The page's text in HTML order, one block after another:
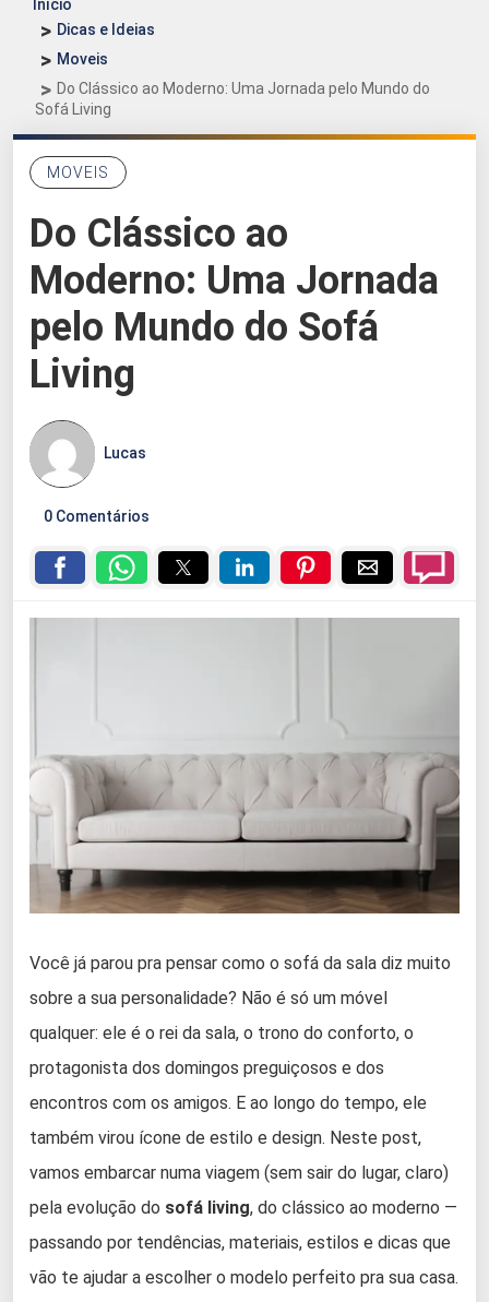
Início
Dicas e Ideias
Moveis
Do Clássico ao Moderno: Uma Jornada pelo Mundo do
Sofá Living
MOVEIS
Do Clássico ao
Moderno: Uma Jornada
pelo Mundo do Sofá
Living
Lucas
0 Comentários
Você já parou pra pensar como o sofá da sala diz muito
sobre a sua personalidade? Não é só um móvel
qualquer: ele é o rei da sala, o trono do conforto, o
protagonista dos domingos preguiçosos e dos
encontros com os amigos. E ao longo do tempo, ele
também virou ícone de estilo e design. Neste post,
vamos embarcar numa viagem (sem sair do lugar, claro)
pela evolução do sofá living, do clássico ao moderno —
passando por tendências, materiais, estilos e dicas que
vão te ajudar a escolher o modelo perfeito pra sua casa.